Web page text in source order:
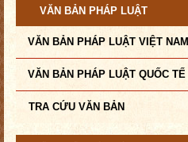
VĂN BẢN PHÁP LUẬT
VĂN BẢN PHÁP LUẬT VIỆT NAM
VĂN BẢN PHÁP LUẬT QUỐC TẾ
TRA CỨU VĂN BẢN